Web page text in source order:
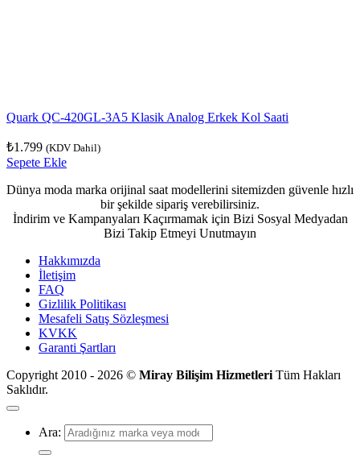
Quark QC-420GL-3A5 Klasik Analog Erkek Kol Saati
₺1.799 (KDV Dahil)
Sepete Ekle
Dünya moda marka orijinal saat modellerini sitemizden güvenle hızlı
bir şekilde sipariş verebilirsiniz.
İndirim ve Kampanyaları Kaçırmamak için Bizi Sosyal Medyadan
Bizi Takip Etmeyi Unutmayın
Hakkımızda
İletişim
FAQ
Gizlilik Politikası
Mesafeli Satış Sözleşmesi
KVKK
Garanti Şartları
Copyright 2010 - 2026 © Miray Bilişim Hizmetleri Tüm Hakları
Saklıdır.
Ara: